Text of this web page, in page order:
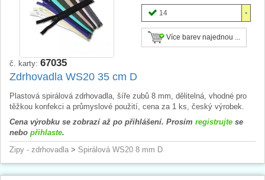
14
Více barev najednou ...
č. karty: 67035
Zdrhovadla WS20 35 cm D
Plastová spirálová zdrhovadla, šíře zubů 8 mm, dělitelná, vhodné pro
těžkou konfekci a průmyslové použití, cena za 1 ks, český výrobek.
Cena výrobku se zobrazí až po přihlášení. Prosím registrujte se
nebo přihlaste.
Zipy - zdrhovadla > Spirálová WS20 8 mm D